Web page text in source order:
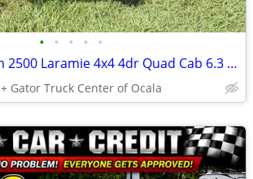
• • • • •
2009 Dodge Ram 2500 Laramie 4x4 4dr Quad Cab 6.3 ft. SB Pickup
+ Gator Truck Center of Ocala